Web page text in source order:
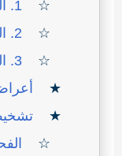
1. الدرجة الأولى (خفيف):
2. الدرجة الثانية (متوسط):
3. الدرجة الثالثة (شديد):